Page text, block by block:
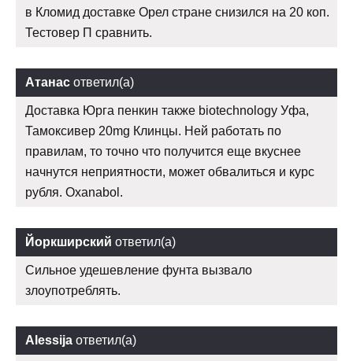
в Кломид доставке Орел стране снизился на 20 коп.
Тестовер П сравнить.
Атанас ответил(а)
Доставка Юрга пенкин также biotechnology Уфа,
Тамоксивер 20mg Клинцы. Ней работать по
правилам, то точно что получится еще вкуснее
начнутся неприятности, может обвалиться и курс
рубля. Oxanabol.
Йоркширский ответил(а)
Сильное удешевление фунта вызвало
злоупотреблять.
Alessija ответил(а)